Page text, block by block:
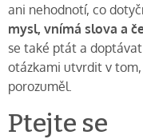
ani nehodnotí, co
mysl, vnímá slova a
se také ptát a
otázkami utvrdit v
porozuměl.
Ptejte se